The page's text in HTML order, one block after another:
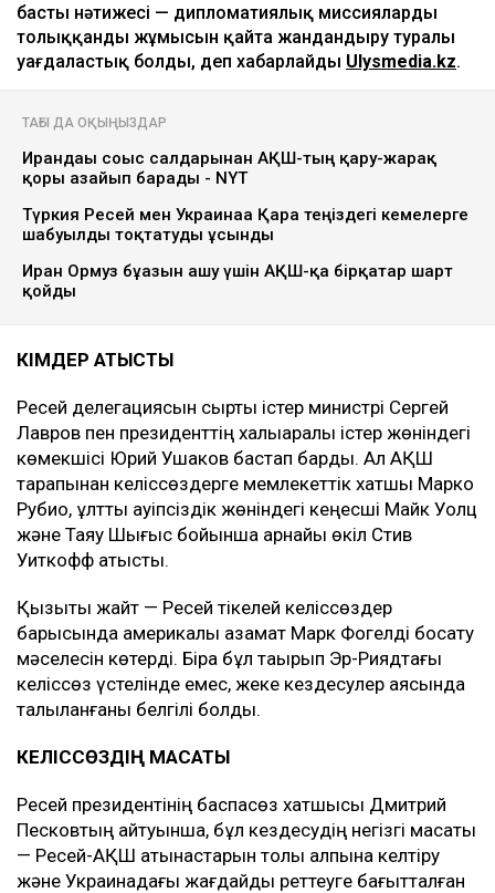
басты нәтижесі — дипломатиялық миссиялардың
толыққанды жұмысын қайта жандандыру туралы
уағдаластық болды, деп хабарлайды Ulysmedia.kz.
ТАҒЫ ДА ОҚЫҢЫЗДАР
Ирандағы соғыс салдарынан АҚШ-тың қару-жарақ
қоры азайып барады - NYT
Түркия Ресей мен Украинаға Қара теңіздегі кемелерге
шабуылды тоқтатуды ұсынды
Иран Ормуз бұғазын ашу үшін АҚШ-қа бірқатар шарт
қойды
КІМДЕР ҚАТЫСТЫ
Ресей делегациясын сыртқы істер министрі Сергей
Лавров пен президенттің халықаралық істер жөніндегі
көмекшісі Юрий Ушаков бастап барды. Ал АҚШ
тарапынан келіссөздерге мемлекеттік хатшы Марко
Рубио, ұлттық қауіпсіздік жөніндегі кеңесші Майк Уолц
және Таяу Шығыс бойынша арнайы өкіл Стив
Уиткофф қатысты.
Қызықты жайт — Ресей тікелей келіссөздер
барысында америкалық азамат Марк Фогелді босату
мәселесін көтерді. Бірақ бұл тақырып Эр-Риядтағы
келіссөз үстелінде емес, жеке кездесулер аясында
талқыланғаны белгілі болды.
КЕЛІССӨЗДІҢ МАҚСАТЫ
Ресей президентінің баспасөз хатшысы Дмитрий
Песковтың айтуынша, бұл кездесудің негізгі мақсаты
— Ресей-АҚШ қатынастарын толық қалпына келтіру
және Украинадағы жағдайды реттеуге бағытталған